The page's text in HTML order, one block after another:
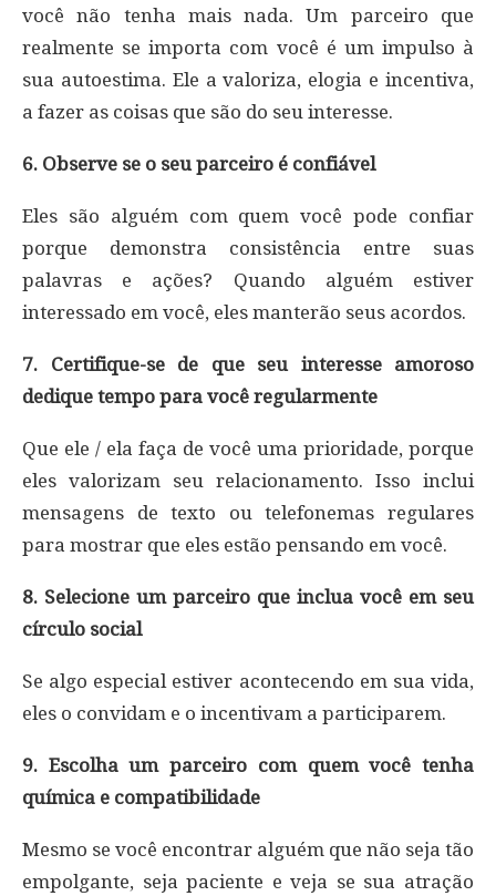
você não tenha mais nada. Um parceiro que
realmente se importa com você é um impulso à
sua autoestima. Ele a valoriza, elogia e incentiva,
a fazer as coisas que são do seu interesse.
6. Observe se o seu parceiro é confiável
Eles são alguém com quem você pode confiar
porque demonstra consistência entre suas
palavras e ações? Quando alguém estiver
interessado em você, eles manterão seus acordos.
7. Certifique-se de que seu interesse amoroso
dedique tempo para você regularmente
Que ele / ela faça de você uma prioridade, porque
eles valorizam seu relacionamento. Isso inclui
mensagens de texto ou telefonemas regulares
para mostrar que eles estão pensando em você.
8. Selecione um parceiro que inclua você em seu
círculo social
Se algo especial estiver acontecendo em sua vida,
eles o convidam e o incentivam a participarem.
9. Escolha um parceiro com quem você tenha
química e compatibilidade
Mesmo se você encontrar alguém que não seja tão
empolgante, seja paciente e veja se sua atração